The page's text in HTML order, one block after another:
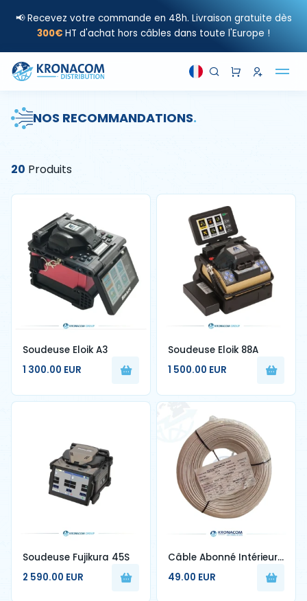
📢 Recevez votre commande en 48h. Livraison gratuite dès
300€ HT d'achat hors câbles dans toute l'Europe !
NOS RECOMMANDATIONS.
20 Produits
Soudeuse Eloik A3
1 300.00 EUR
Soudeuse Eloik 88A
1 500.00 EUR
Soudeuse Fujikura 45S
2 590.00 EUR
Câble Abonné Intérieur
1FO Blanc G657A2 250m
49.00 EUR